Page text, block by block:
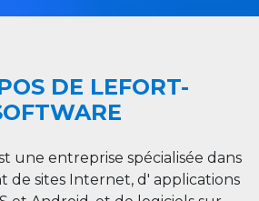
DE LEFORT-
une entreprise spécialisée dans
de sites Internet, d' applications